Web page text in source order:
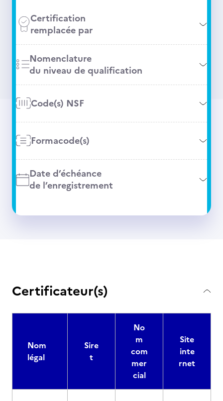
Certification
remplacée par
Nomenclature
du niveau de qualification
Code(s) NSF
Formacode(s)
Date d’échéance
de l’enregistrement
Certificateur(s)
Nom
légal
Sire
t
No
m
com
mer
cial
Site
inte
rnet